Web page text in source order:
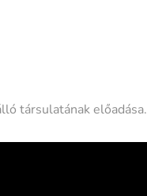
társulatának előadása.